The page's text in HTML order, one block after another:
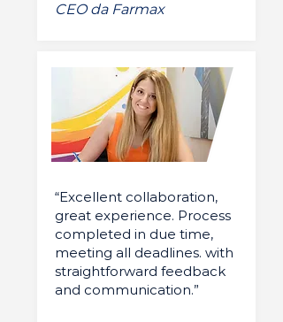
CEO da Farmax
“Excellent collaboration,
great experience. Process
completed in due time,
meeting all deadlines. with
straightforward feedback
and communication.”